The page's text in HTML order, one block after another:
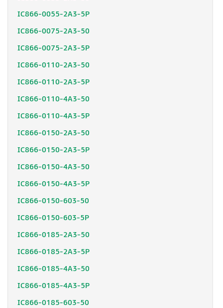
IC866-0055-2A3-5P
IC866-0075-2A3-50
IC866-0075-2A3-5P
IC866-0110-2A3-50
IC866-0110-2A3-5P
IC866-0110-4A3-50
IC866-0110-4A3-5P
IC866-0150-2A3-50
IC866-0150-2A3-5P
IC866-0150-4A3-50
IC866-0150-4A3-5P
IC866-0150-603-50
IC866-0150-603-5P
IC866-0185-2A3-50
IC866-0185-2A3-5P
IC866-0185-4A3-50
IC866-0185-4A3-5P
IC866-0185-603-50